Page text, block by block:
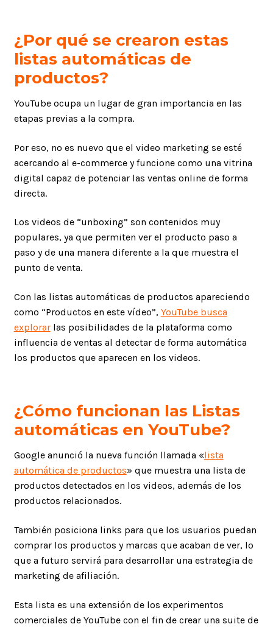
¿Por qué se crearon estas
listas automáticas de
productos?
YouTube ocupa un lugar de gran importancia en las
etapas previas a la compra.
Por eso, no es nuevo que el video marketing se esté
acercando al e-commerce y funcione como una vitrina
digital capaz de potenciar las ventas online de forma
directa.
Los videos de “unboxing” son contenidos muy
populares, ya que permiten ver el producto paso a
paso y de una manera diferente a la que muestra el
punto de venta.
Con las listas automáticas de productos apareciendo
como “Productos en este vídeo”, YouTube busca
explorarlas posibilidades de la plataforma como
influencia de ventas al detectar de forma automática
los productos que aparecen en los videos.
¿Cómo funcionan las Listas
automáticas en YouTube?
Google anunció la nueva función llamada «lista
automática de productos» que muestra una lista de
productos detectados en los videos, además de los
productos relacionados.
También posiciona links para que los usuarios puedan
comprar los productos y marcas que acaban de ver, lo
que a futuro servirá para desarrollar una estrategia de
marketing de afiliación.
Esta lista es una extensión de los experimentos
comerciales de YouTube con el fin de crear una suite de